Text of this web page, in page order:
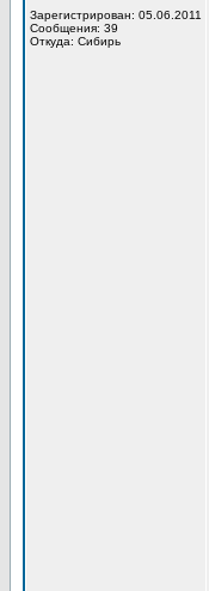
Зарегистрирован: 05.06.2011
Сообщения: 39
Откуда: Сибирь